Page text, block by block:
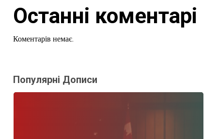
Останні коментарі
Коментарів немає.
Популярні Дописи